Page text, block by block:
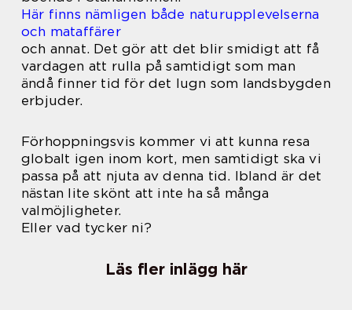
Här finns nämligen både naturupplevelserna
och mataffärer
och annat. Det gör att det blir smidigt att få
vardagen att rulla på samtidigt som man
ändå finner tid för det lugn som landsbygden
erbjuder.
Förhoppningsvis kommer vi att kunna resa
globalt igen inom kort, men samtidigt ska vi
passa på att njuta av denna tid. Ibland är det
nästan lite skönt att inte ha så många
valmöjligheter.
Eller vad tycker ni?
Läs fler inlägg här